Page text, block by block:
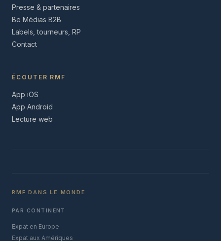
Presse & partenaires
Be Médias B2B
Labels, tourneurs, RP
Contact
ÉCOUTER RMF
App iOS
App Android
Lecture web
RMF DANS LE MONDE
PAR CONTINENT
Expat en Europe
Expat aux Amériques